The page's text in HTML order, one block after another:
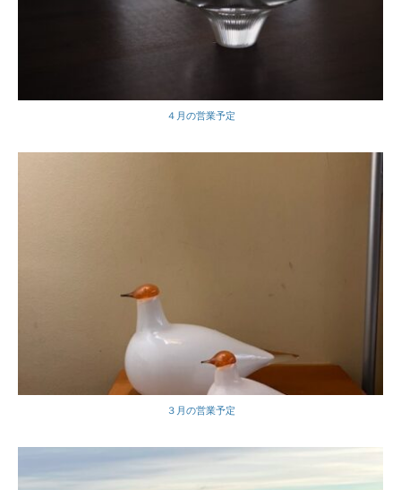
４月の営業予定
３月の営業予定